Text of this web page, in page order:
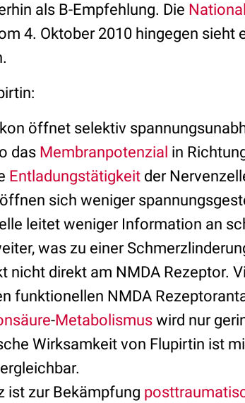
als B-Empfehlung. Die
4. Oktober 2010 hingegen sieht
öffnet selektiv
das Membranpotenzial in
Entladungstätigkeit der
sich weniger
leitet weniger Information an
was zu einer
nicht direkt am NMDA Rezeptor.
funktionellen NMDA
-Metabolismus wird nur
Wirksamkeit von Flupirtin ist
ist zur Bekämpfung